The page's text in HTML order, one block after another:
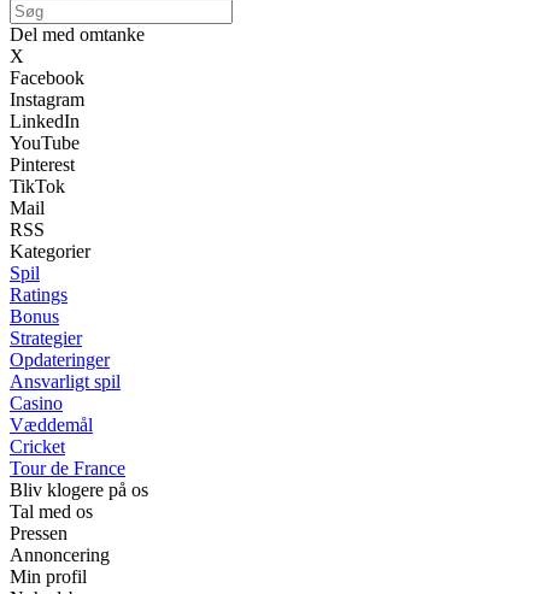
Del med omtanke
X
Facebook
Instagram
LinkedIn
YouTube
Pinterest
TikTok
Mail
RSS
Kategorier
Spil
Ratings
Bonus
Strategier
Opdateringer
Ansvarligt spil
Casino
Væddemål
Cricket
Tour de France
Bliv klogere på os
Tal med os
Pressen
Annoncering
Min profil